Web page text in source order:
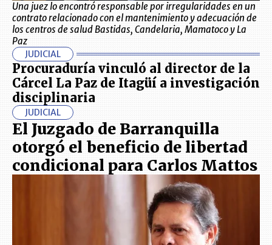
Una juez lo encontró responsable por irregularidades en un
contrato relacionado con el mantenimiento y adecuación de
los centros de salud Bastidas, Candelaria, Mamatoco y La
Paz
JUDICIAL
Procuraduría vinculó al director de la
Cárcel La Paz de Itagüí a investigación
disciplinaria
JUDICIAL
El Juzgado de Barranquilla
otorgó el beneficio de libertad
condicional para Carlos Mattos